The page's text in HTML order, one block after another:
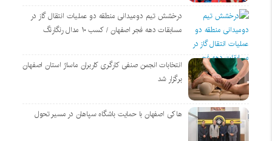
درخشش تیم دومیدانی منطقه دو عملیات انتقال گاز در
مسابقات دهه فجر اصفهان / کسب ۱۰ مدال رنگارنگ
انتخابات انجمن صنفی کارگری کاربران ماساژ استان اصفهان
برگزار شد
هاکی اصفهان با حمایت باشگاه سپاهان در مسیر تحول